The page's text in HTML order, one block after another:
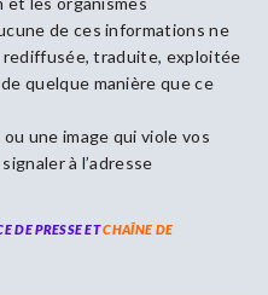
de ces informations ne
traduite, exploitée
quelque manière que ce
une image qui viole vos
à l’adresse
DE PRESSE ETCHAÎNE DE